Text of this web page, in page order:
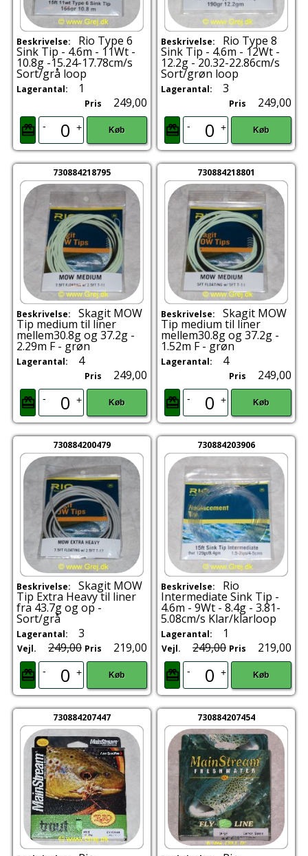
Beskrivelse: Rio Type 6
Sink Tip - 4.6m - 11Wt -
10.8g -15.24-17.78cm/s
Sort/grå loop
Lagerantal: 1
Pris 249,00
- + Køb
Beskrivelse: Rio Type 8
Sink Tip - 4.6m - 12Wt -
12.2g - 20.32-22.86cm/s
Sort/grøn loop
Lagerantal: 3
Pris 249,00
- + Køb
730884218795
Beskrivelse: Skagit MOW
Tip medium til liner
mellem30.8g og 37.2g -
2.29m F - grøn
Lagerantal: 4
Pris 249,00
- + Køb
730884218801
Beskrivelse: Skagit MOW
Tip medium til liner
mellem30.8g og 37.2g -
1.52m F - grøn
Lagerantal: 4
Pris 249,00
- + Køb
730884200479
Beskrivelse: Skagit MOW
Tip Extra Heavy til liner
fra 43.7g og op -
Sort/grå
Lagerantal: 3
Vejl. 249,00 Pris 219,00
- + Køb
730884203906
Beskrivelse: Rio
Intermediate Sink Tip -
4.6m - 9Wt - 8.4g - 3.81-
5.08cm/s Klar/klarloop
Lagerantal: 1
Vejl. 249,00 Pris 219,00
- + Køb
730884207447 730884207454